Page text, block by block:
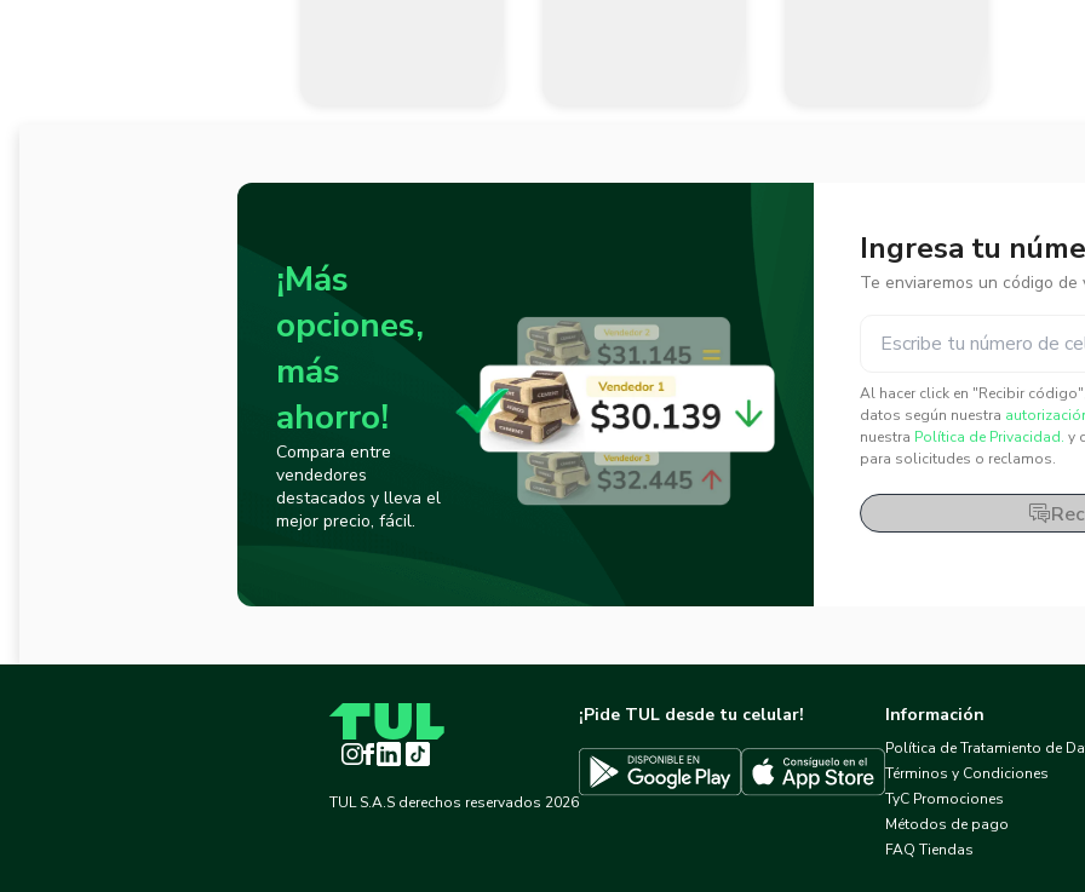
¡Más
opciones,
más
ahorro!
Compara entre
vendedores
destacados y lleva el
mejor precio, fácil.
Ingresa tu
Te enviaremos un código de
Al hacer click en "Recibir
datos según nuestra
nuestra Política de Privacidad. y
para solicitudes o reclamos.
Instagram
Facebook
LinkedInTikTok
TUL S.A.S derechos reservados 2026
¡Pide TUL desde tu celular!
Descargar TUL en Google PlayDescargar TUL en App Store
Información
Política de Tratamiento de
Términos y Condiciones
TyC Promociones
Métodos de pago
FAQ Tiendas